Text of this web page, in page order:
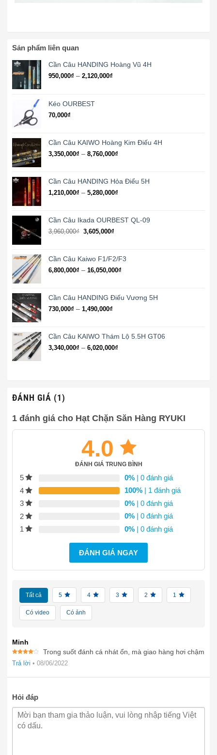
Sản phẩm liên quan
Cần Câu HANDING Hoàng Vũ 4H
950,000₫ – 2,120,000₫
Kéo OURBEST
70,000₫
Cần Câu KAIWO Hoàng Kim Điếu 4H
3,350,000₫ – 8,760,000₫
3,350,000₫
Cần Câu HANDING Hỏa Điểu 5H
1,210,000₫ – 5,280,000₫
1,210,000₫
Cần Câu Ikada OURBEST QL-09
3,960,000₫ 3,605,000₫
Cần Câu Kaiwo F1/F2/F3
6,800,000₫ – 16,050,000₫
6,800,000₫
Cần Câu HANDING Điếu Vương 5H
730,000₫ – 1,490,000₫
730,000₫
1,490,000₫
Cần Câu KAIWO Thám Lộ 5.5H GT06
3,340,000₫ – 6,020,000₫
ĐÁNH GIÁ (1)
1 đánh giá cho Hạt Chặn Săn Hàng RYUKI
4.0
ĐÁNH GIÁ TRUNG BÌNH
5 0% | 0 đánh giá
4
100% | 1 đánh giá
3
0% | 0 đánh giá
2
0% | 0 đánh giá
1
0% | 0 đánh giá
ĐÁNH GIÁ NGAY
Tất cả 5 4 3 2 1
Có video Có ảnh
Minh
xếp
Trong suốt đánh cá nhát ổn, mà giao hàng hơi chậm
Trả lời • 08/06/2022
Hỏi đáp